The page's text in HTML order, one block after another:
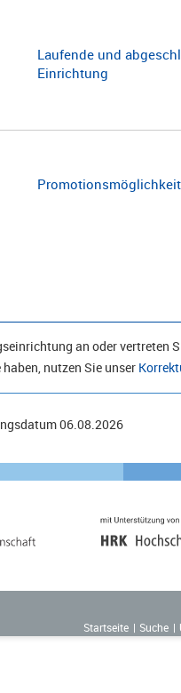
Laufende und
Einrichtung
an oder vertreten
nutzen Sie unser
06.08.2026
Startseite
Suche